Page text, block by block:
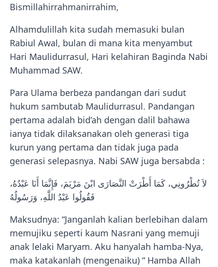
Bismillahirrahmanirrahim,
Alhamdulillah kita sudah memasuki bulan
Rabiul Awal, bulan di mana kita menyambut
Hari Maulidurrasul, Hari kelahiran Baginda Nabi
Muhammad SAW.
Para Ulama berbeza pandangan dari sudut
hukum sambutab Maulidurrasul. Pandangan
pertama adalah bid’ah dengan dalil bahawa
ianya tidak dilaksanakan oleh generasi tiga
kurun yang pertama dan tidak juga pada
generasi selepasnya. Nabi SAW juga bersabda :
لاَ تُطْرُونِي، كَمَا أَطْرَتْ النَّصَارَى ابْنَ مَرْيَمَ، فَإِنَّمَا أَنَا عَبْدُهُ،
فَقُولُوا عَبْدُ اللَّهِ، وَرَسُولُهُ
Maksudnya: “Janganlah kalian berlebihan dalam
memujiku seperti kaum Nasrani yang memuji
anak lelaki Maryam. Aku hanyalah hamba-Nya,
maka katakanlah (mengenaiku) “ Hamba Allah